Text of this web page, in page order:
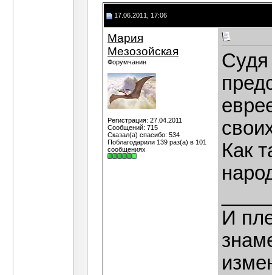
17.06.2011, 17:06
Мария
Мезозойская
Форумчанин
Регистрация: 27.04.2011
Сообщений: 715
Сказал(а) спасибо: 534
Поблагодарили 139 раз(а) в 101
сообщениях
Судя
Как
И